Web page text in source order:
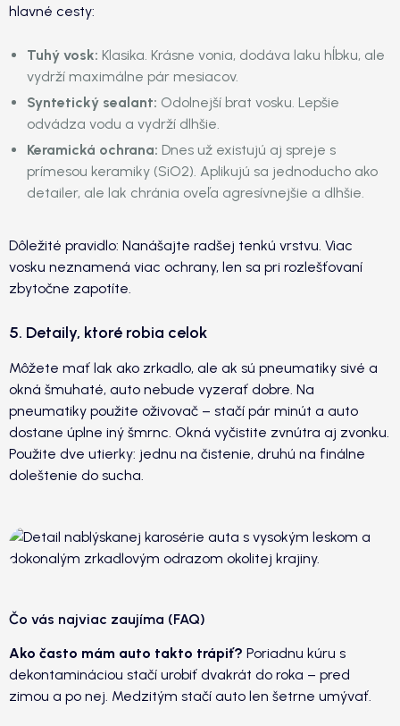
hlavné cesty:
Tuhý vosk: Klasika. Krásne vonia, dodáva laku hĺbku, ale
vydrží maximálne pár mesiacov.
Syntetický sealant: Odolnejší brat vosku. Lepšie
odvádza vodu a vydrží dlhšie.
Keramická ochrana: Dnes už existujú aj spreje s
prímesou keramiky (SiO2). Aplikujú sa jednoducho ako
detailer, ale lak chránia oveľa agresívnejšie a dlhšie.
Dôležité pravidlo: Nanášajte radšej tenkú vrstvu. Viac
vosku neznamená viac ochrany, len sa pri rozlešťovaní
zbytočne zapotíte.
5. Detaily, ktoré robia celok
Môžete mať lak ako zrkadlo, ale ak sú pneumatiky sivé a
okná šmuhaté, auto nebude vyzerať dobre. Na
pneumatiky použite oživovač – stačí pár minút a auto
dostane úplne iný šmrnc. Okná vyčistite zvnútra aj zvonku.
Použite dve utierky: jednu na čistenie, druhú na finálne
doleštenie do sucha.
Čo vás najviac zaujíma (FAQ)
Ako často mám auto takto trápiť? Poriadnu kúru s
dekontamináciou stačí urobiť dvakrát do roka – pred
zimou a po nej. Medzitým stačí auto len šetrne umývať.